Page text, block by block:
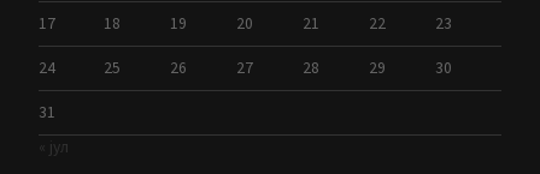
17 18 19 20 21 22 23
24 25 26 27 28 29 30
31
« јул